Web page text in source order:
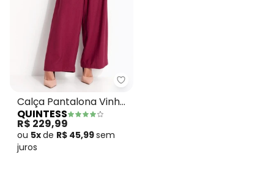
Quintess - Calça Pantalona
Calça Pantalona Vinho
em Tecido Alfaiataria
QUINTESS
R$ 229,99
ou 5xde R$ 45,99sem
juros